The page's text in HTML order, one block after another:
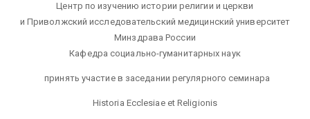
Центр по изучению истории религии и церкви
и Приволжский исследовательский медицинский университет
Минздрава России
Кафедра социально-гуманитарных наук
принять участие в заседании регулярного семинара
Historia Ecclesiae et Religionis